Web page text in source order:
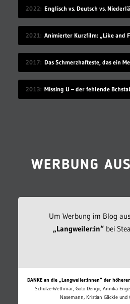
2022
2021 Animierter Kurzfilm: „Like and
2017
2013 Missing U – der fehlende
WERBUNG
Um Werbung im Blog
„Langweiler:in“bei
DANKE an die „Langweiler:innen“ der
Schulze-Wethmar, Goto Dengo, Annika
Nasemann, Kristian Gäckle und